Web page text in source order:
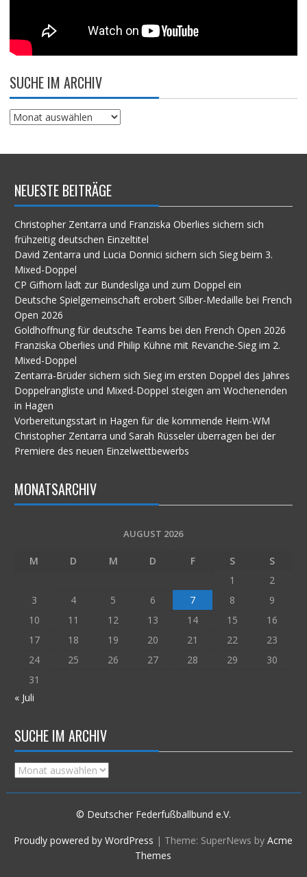
SUCHE IM ARCHIV
Suche
NEUESTE BEITRÄGE
Christopher Zentarra und Franziska Oberlies sichern sich
frühzeitig deutschen Einzeltitel
David Zentarra und Lucia Donnici sichern sich Sieg beim 3.
Mixed-Doppel
CP Gifhorn lädt zur Bundesliga und zum Doppel ein
Deutsche Spielgemeinschaft erobert Silber-Medaille bei French
Open 2026
Goldhoffnung für deutsche Teams bei den French Open 2026
Franziska Oberlies und Philip Kühne mit Revanche-Sieg im 2.
Mixed-Doppel
Zentarra-Brüder sichern sich Sieg im ersten Doppel des Jahres
Doppelrangliste und Mixed-Doppel steigen am Wochenenden
in Hagen
Vorbereitungsstart in Hagen für die kommende Heim-WM
Christopher Zentarra und Sarah Rüsseler überragen bei der
Premiere des neuen Einzelwettbewerbs
MONATSARCHIV
AUGUST 2026
M D M D F S
S
1
2
3
4 5 6 7 8
9
10
11 12 13 14 15
16
17
18 19 20 21 22
23
24
25 26 27 28 29
30
31
« Juli
SUCHE IM ARCHIV
Suche
© Deutscher Federfußballbund e.V.
Proudly powered by WordPress | Theme: SuperNews byAcme
Themes